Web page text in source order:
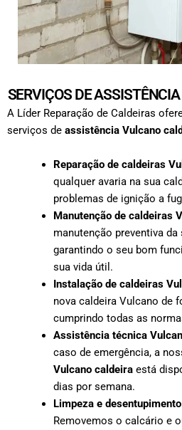
SERVIÇOS DE
A Líder Reparação de Caldeiras
serviços de assistência Vulcano
Reparação de caldeiras
qualquer avaria na sua
problemas de ignição a
Manutenção de caldeiras
manutenção preventiva
garantindo o seu bom
sua vida útil.
Instalação de caldeiras
nova caldeira Vulcano de
cumprindo todas as
Assistência técnica
caso de emergência, a
Vulcano caldeira está
dias por semana.
Limpeza e
Removemos o calcário e